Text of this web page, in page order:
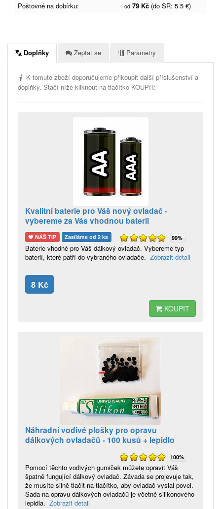
Poštovné na dobírku:
od 79 Kč (do SR: 5.5 €)
Doplňky Zeptat se Parametry
K tomuto zboží doporučujeme přikoupit další příslušenství a
doplňky. Stačí níže kliknout na tlačítko KOUPIT:
Kvalitní baterie pro Váš nový ovladač -
vybereme za Vás vhodnou baterii
NÁŠ TIP Zasíláme od 2 ks 99%
Baterie vhodné pro Váš dálkový ovladač. Vybereme typ
baterií, které patří do vybraného ovladače. Zobrazit detail
8 Kč
KOUPIT
Náhradní vodivé plošky pro opravu
dálkových ovladačů - 100 kusů + lepidlo
100%
Pomocí těchto vodivých gumiček můžete opravit Váš
špatně fungující dálkový ovladač. Závada se projevuje tak,
že musíte silně tlačit na tlačítko, aby ovladač vyslal povel.
Sada na opravu dálkových ovladačů je včetně silikonového
lepidla. Zobrazit detail